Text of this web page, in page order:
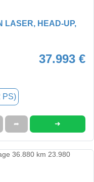
LASER, HEAD-UP,
37.993 €
PS)
➦ ➜